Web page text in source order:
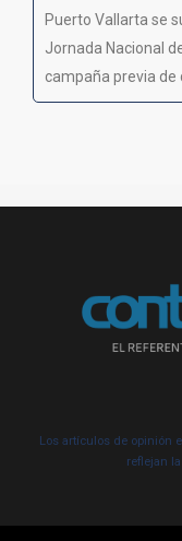
Puerto Vallarta se
Jornada Nacional
campaña previa de
Los artículos de opinión
reflejan